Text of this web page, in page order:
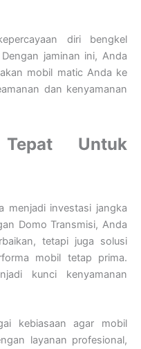
diri bengkel
jaminan ini, Anda
mobil matic Anda ke
dan kenyamanan
Untuk
menjadi investasi jangka
Domo Transmisi, Anda
tetapi juga solusi
mobil tetap prima.
kunci kenyamanan
kebiasaan agar mobil
layanan profesional,